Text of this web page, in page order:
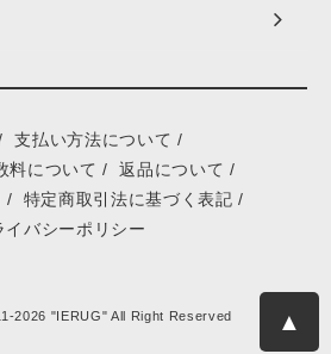
支払い方法について /
料について / 返品について /
/ 特定商取引法に基づく表記 /
イバシーポリシー
2026 "IERUG" All Right Reserved ▲